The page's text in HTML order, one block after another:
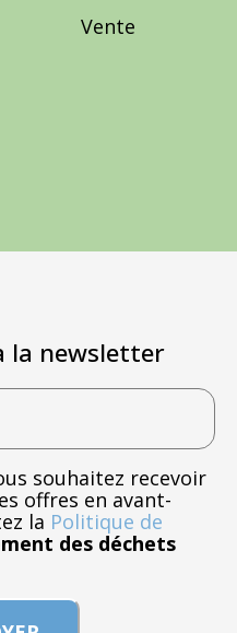
Vente
la newsletter
souhaitez recevoir
offres en avant-
la Politique de
des déchets